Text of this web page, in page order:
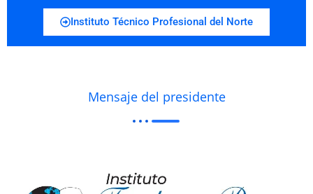
Instituto Técnico Profesional del Norte
Mensaje del presidente